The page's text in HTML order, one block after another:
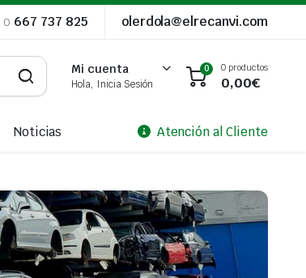
o 667 737 825 olerdola@elrecanvi.com
Mi cuenta
Hola, Inicia Sesión
0 0 productos
0,00€
Noticias Atención al Cliente